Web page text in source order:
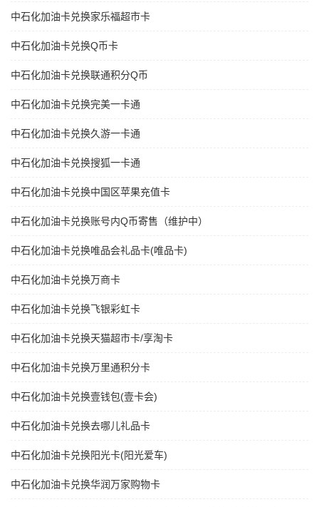
中石化加油卡兑换家乐福超市卡
中石化加油卡兑换Q币卡
中石化加油卡兑换联通积分Q币
中石化加油卡兑换完美一卡通
中石化加油卡兑换久游一卡通
中石化加油卡兑换搜狐一卡通
中石化加油卡兑换中国区苹果充值卡
中石化加油卡兑换账号内Q币寄售（维护中）
中石化加油卡兑换唯品会礼品卡(唯品卡)
中石化加油卡兑换万商卡
中石化加油卡兑换飞银彩虹卡
中石化加油卡兑换天猫超市卡/享淘卡
中石化加油卡兑换万里通积分卡
中石化加油卡兑换壹钱包(壹卡会)
中石化加油卡兑换去哪儿礼品卡
中石化加油卡兑换阳光卡(阳光爱车)
中石化加油卡兑换华润万家购物卡